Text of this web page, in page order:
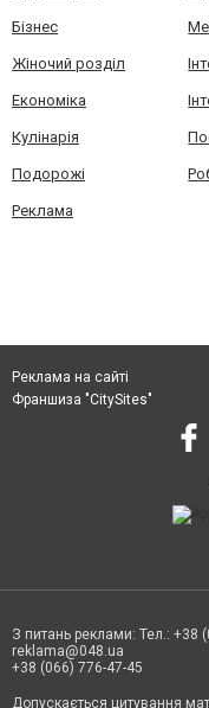
Бізнес
Жіночий розділ
Економіка
Кулінарія
Подорожі
Реклама
Реклама на сайті
Франшиза "CitySites"
З питань реклами: Тел.: +38
reklama@048.ua
+38 (066) 776-47-45
Допускається цитування